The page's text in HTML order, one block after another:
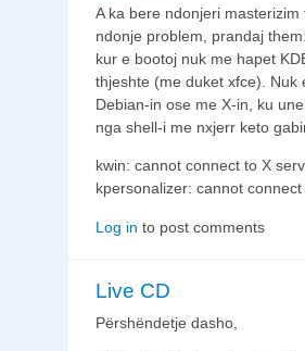
A ka bere ndonjeri
ndonje problem, prandaj
kur e bootoj nuk me hapet
thjeshte (me duket xfce). Nuk
Debian-in ose me X-in, ku
nga shell-i me nxjerr keto
kwin: cannot connect to X
kpersonalizer: cannot
Log in to post comments
Live CD
Përshëndetje dasho,